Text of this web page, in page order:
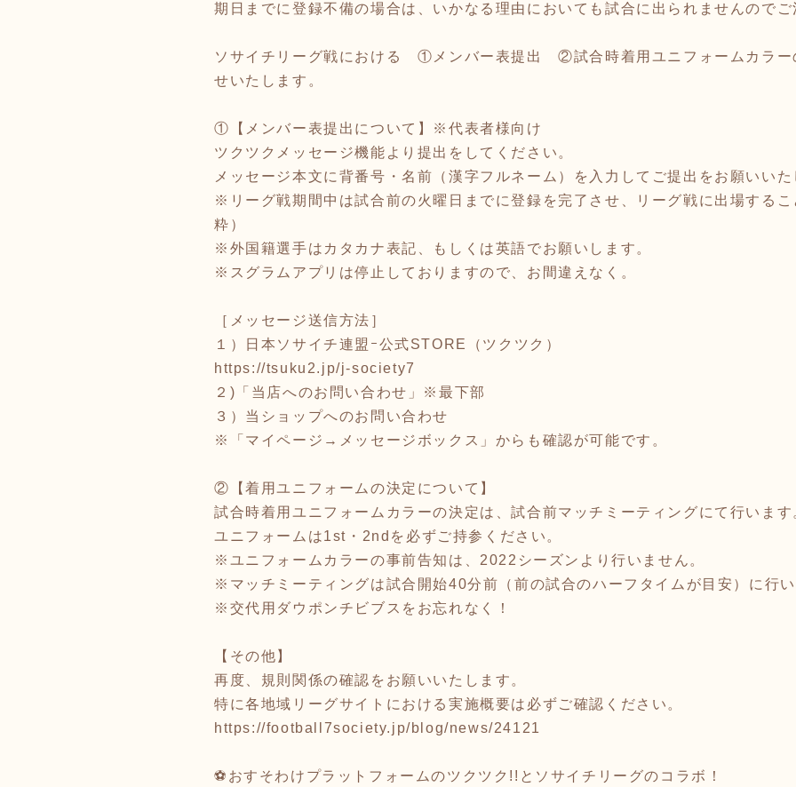
期日までに登録不備の場合は、いかなる理由においても試合に出られませんので
ソサイチリーグ戦における ①メンバー表提出 ②試合時着用ユニフォームカラ
せいたします。
①【メンバー表提出について】※代表者様向け
ツクツクメッセージ機能より提出をしてください。
メッセージ本文に背番号・名前（漢字フルネーム）を入力してご提出をお願いい
※リーグ戦期間中は試合前の火曜日までに登録を完了させ、リーグ戦に出場する
粋）
※外国籍選手はカタカナ表記、もしくは英語でお願いします。
※スグラムアプリは停止しておりますので、お間違えなく。
［メッセージ送信方法］
１）日本ソサイチ連盟ｰ公式STORE（ツクツク）
https://tsuku2.jp/j-society7
２)「当店へのお問い合わせ」※最下部
３）当ショップへのお問い合わせ
※「マイページ→メッセージボックス」からも確認が可能です。
②【着用ユニフォームの決定について】
試合時着用ユニフォームカラーの決定は、試合前マッチミーティングにて行います
ユニフォームは1st・2ndを必ずご持参ください。
※ユニフォームカラーの事前告知は、2022シーズンより行いません。
※マッチミーティングは試合開始40分前（前の試合のハーフタイムが目安）に行
※交代用ダウポンチビブスをお忘れなく！
【その他】
再度、規則関係の確認をお願いいたします。
特に各地域リーグサイトにおける実施概要は必ずご確認ください。
https://football7society.jp/blog/news/24121
⚽おすそわけプラットフォームのツクツク!!とソサイチリーグのコラボ！